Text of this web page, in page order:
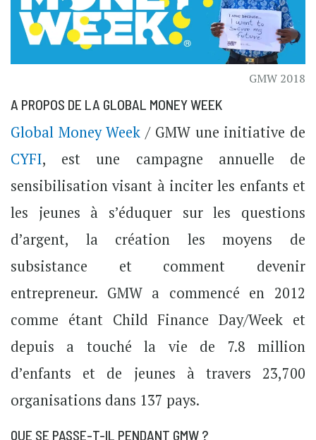
GMW 2018
A PROPOS DE LA GLOBAL MONEY WEEK
Global Money Week / GMW une initiative de
CYFI, est une campagne annuelle de
sensibilisation visant à inciter les enfants et
les jeunes à s’éduquer sur les questions
d’argent, la création les moyens de
subsistance et comment devenir
entrepreneur. GMW a commencé en 2012
comme étant Child Finance Day/Week et
depuis a touché la vie de 7.8 million
d’enfants et de jeunes à travers 23,700
organisations dans 137 pays.
QUE SE PASSE-T-IL PENDANT GMW ?